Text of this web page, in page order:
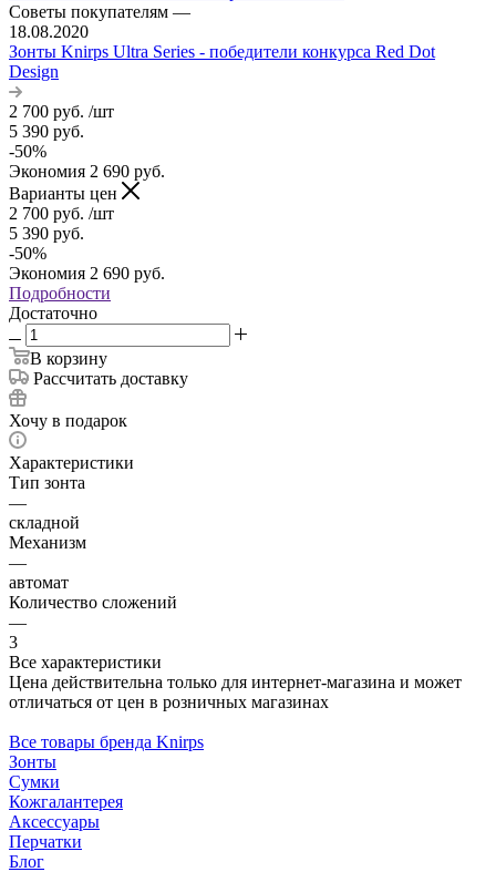
Советы покупателям —
18.08.2020
Зонты Knirps Ultra Series - победители конкурса Red Dot
Design
2 700 руб. /шт
5 390 руб.
-50%
Экономия 2 690 руб.
Варианты цен
2 700 руб. /шт
5 390 руб.
-50%
Экономия 2 690 руб.
Подробности
Достаточно
В корзину
Рассчитать доставку
Хочу в подарок
Характеристики
Тип зонта
—
складной
Механизм
—
автомат
Количество сложений
—
3
Все характеристики
Цена действительна только для интернет-магазина и может
отличаться от цен в розничных магазинах
Все товары бренда Knirps
Зонты
Сумки
Кожгалантерея
Аксессуары
Перчатки
Блог